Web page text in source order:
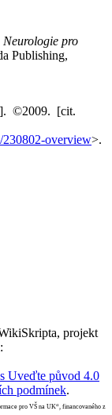
Neurologie pro
Publishing,
©2009. [cit.
230802-overview>.
projekt
Uveďte původ 4.0
podmínek.
pro VŠ na UK“, financovaného z